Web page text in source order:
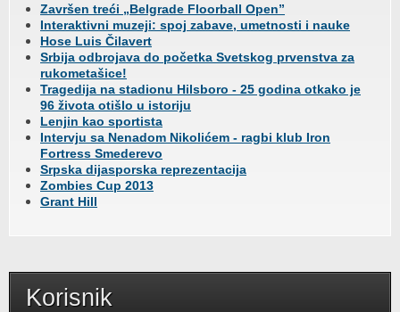
Završen treći „Belgrade Floorball Open”
Interaktivni muzeji: spoj zabave, umetnosti i nauke
Hose Luis Čilavert
Srbija odbrojava do početka Svetskog prvenstva za
rukometašice!
Tragedija na stadionu Hilsboro - 25 godina otkako je
96 života otišlo u istoriju
Lenjin kao sportista
Intervju sa Nenadom Nikolićem - ragbi klub Iron
Fortress Smederevo
Srpska dijasporska reprezentacija
Zombies Cup 2013
Grant Hill
Korisnik